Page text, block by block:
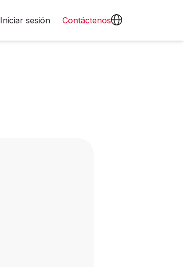
Iniciar sesión Contáctenos